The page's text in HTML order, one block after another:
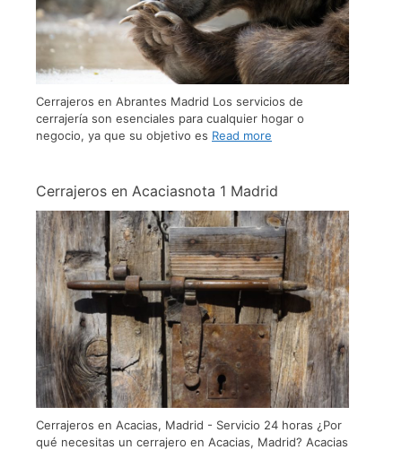
Cerrajeros en Abrantes Madrid Los servicios de
cerrajería son esenciales para cualquier hogar o
negocio, ya que su objetivo es Read more
Cerrajeros en Acaciasnota 1​ Madrid
Cerrajeros en Acacias, Madrid - Servicio 24 horas ¿Por
qué necesitas un cerrajero en Acacias, Madrid? Acacias